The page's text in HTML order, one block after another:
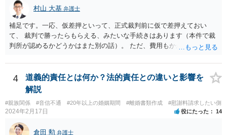
村山 大基 弁護士
補足です。一応、仮差押といって、正式裁判前に仮で差押えておい
て、 裁判で勝ったらもらえる、みたいな手続きはあります（本件で裁
判所が認めるかどうかはまた別の話）。 ただ、費用もかかりますし、
のであれば、 面談相談に行って詳しく話を聞いてみましょう。
4
道義的責任とは何か？法的責任との違いと影響を
解説
#親族関係 #音信不通 #20年以上の婚姻期間 #離婚書類作成 #慰謝料請求したい側
2024年2月17日 役にたった 14
倉田 勲 弁護士